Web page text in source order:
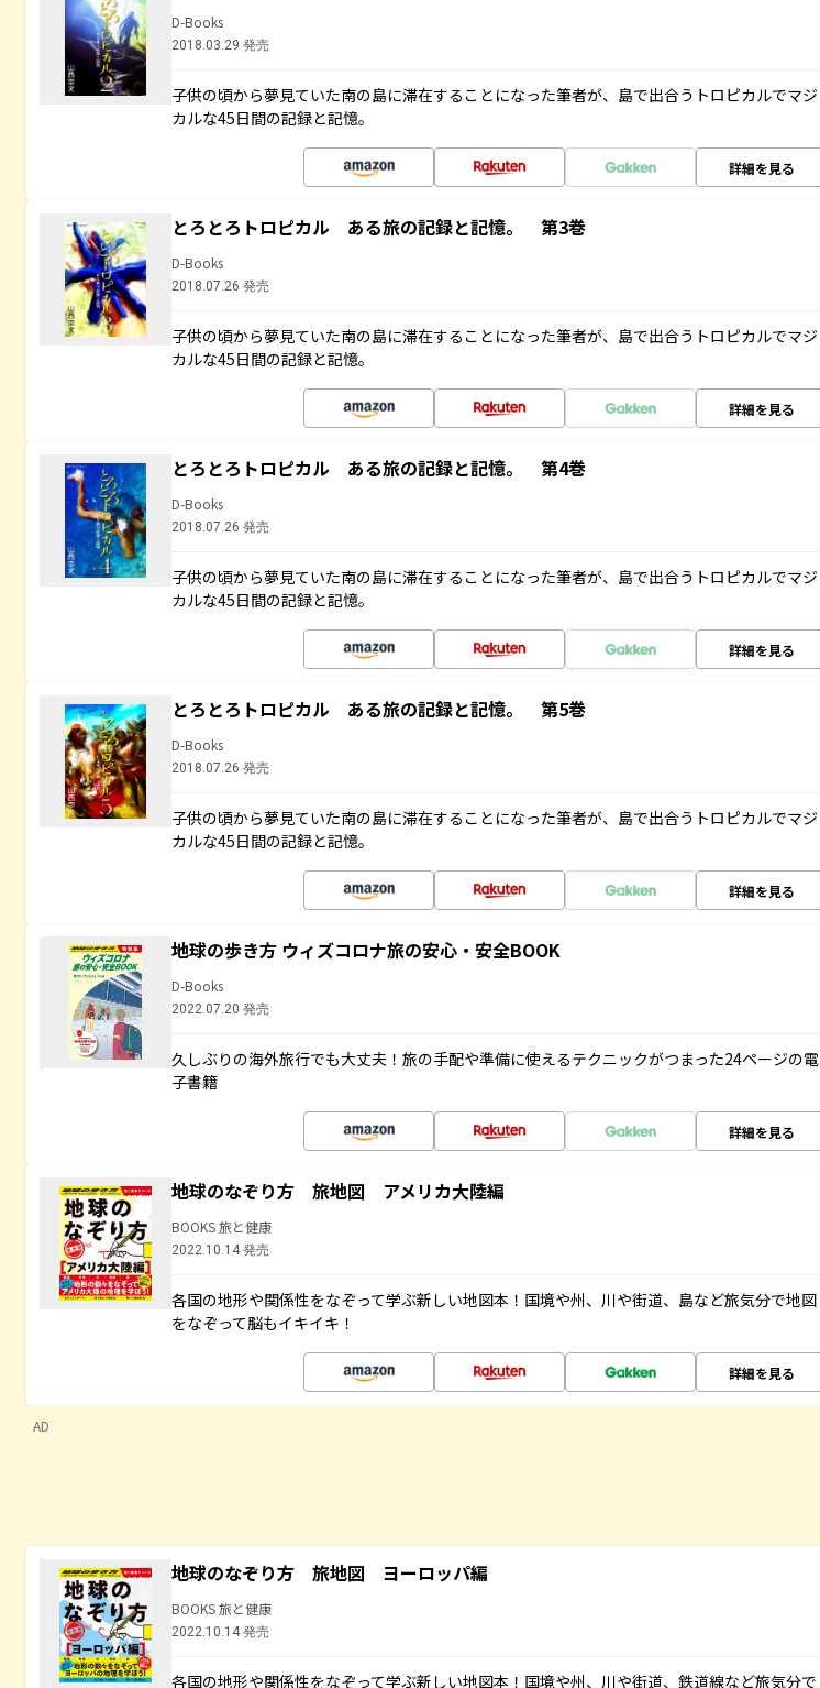
D-Books
2018.03.29 発売
子供の頃から夢見ていた南の島に滞在することになった筆者が、島で出合うトロピカルでマジ
カルな45日間の記録と記憶。
詳細を見る
とろとろトロピカル ある旅の記録と記憶。 第3巻
D-Books
2018.07.26 発売
子供の頃から夢見ていた南の島に滞在することになった筆者が、島で出合うトロピカルでマジ
カルな45日間の記録と記憶。
詳細を見る
とろとろトロピカル ある旅の記録と記憶。 第4巻
D-Books
2018.07.26 発売
子供の頃から夢見ていた南の島に滞在することになった筆者が、島で出合うトロピカルでマジ
カルな45日間の記録と記憶。
詳細を見る
とろとろトロピカル ある旅の記録と記憶。 第5巻
D-Books
2018.07.26 発売
子供の頃から夢見ていた南の島に滞在することになった筆者が、島で出合うトロピカルでマジ
カルな45日間の記録と記憶。
詳細を見る
地球の歩き方 ウィズコロナ旅の安心・安全BOOK
D-Books
2022.07.20 発売
久しぶりの海外旅行でも大丈夫！旅の手配や準備に使えるテクニックがつまった24ページの電
子書籍
詳細を見る
地球のなぞり方 旅地図 アメリカ大陸編
BOOKS 旅と健康
2022.10.14 発売
各国の地形や関係性をなぞって学ぶ新しい地図本！国境や州、川や街道、島など旅気分で地図
をなぞって脳もイキイキ！
詳細を見る
AD
地球のなぞり方 旅地図 ヨーロッパ編
BOOKS 旅と健康
2022.10.14 発売
各国の地形や関係性をなぞって学ぶ新しい地図本！国境や州、川や街道、鉄道線など旅気分で